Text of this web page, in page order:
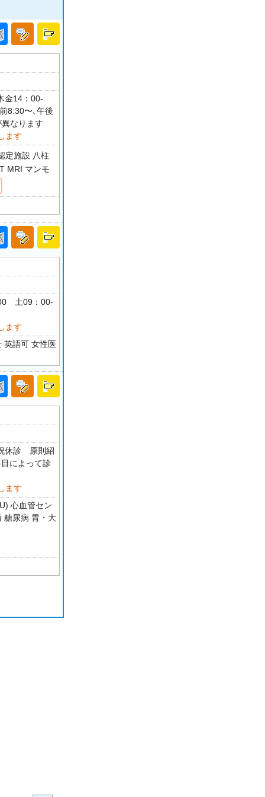
金14：00-
8:30〜､午後
なります
ます
定施設 八柱
MRI マンモ
土09：00-
ます
英語可 女性医
休診 原則紹
によって診
ます
心血管セン
糖尿病 胃・大